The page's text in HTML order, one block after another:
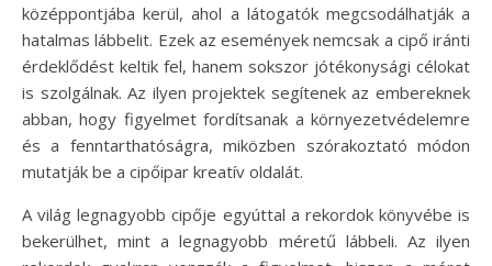
középpontjába kerül, ahol a látogatók megcsodálhatják a
hatalmas lábbelit. Ezek az események nemcsak a cipő iránti
érdeklődést keltik fel, hanem sokszor jótékonysági célokat
is szolgálnak. Az ilyen projektek segítenek az embereknek
abban, hogy figyelmet fordítsanak a környezetvédelemre
és a fenntarthatóságra, miközben szórakoztató módon
mutatják be a cipőipar kreatív oldalát.
A világ legnagyobb cipője egyúttal a rekordok könyvébe is
bekerülhet, mint a legnagyobb méretű lábbeli. Az ilyen